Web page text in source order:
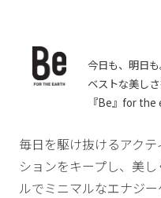
今日も、明日も
ベストな美しさ
『Be』for the
毎日を駆け抜けるアク
ションをキープし、美
ルでミニマルなエナジ